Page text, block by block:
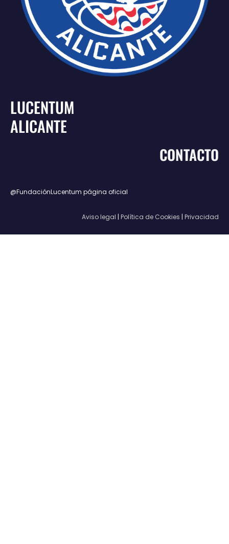
LUCENTUM
ALICANTE
CONTACTO
@FundaciónLucentum página oficial
Aviso legal | Política de Cookies | Privacidad